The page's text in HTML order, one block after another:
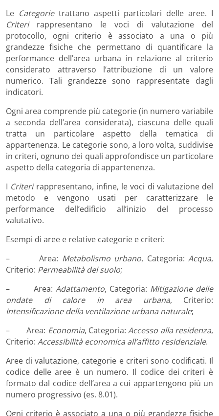
Le Categorietrattano aspetti particolari delle aree. I
Criterirappresentano le voci di valutazione del
protocollo, ogni criterio è associato a una o più
grandezze fisiche che permettano di quantificare la
performance dell’area urbana in relazione al criterio
considerato attraverso l’attribuzione di un valore
numerico. Tali grandezze sono rappresentate dagli
indicatori.
Ogni area comprende più categorie (in numero variabile
a seconda dell’area considerata), ciascuna delle quali
tratta un particolare aspetto della tematica di
appartenenza. Le categorie sono, a loro volta, suddivise
in criteri, ognuno dei quali approfondisce un particolare
aspetto della categoria di appartenenza.
I Criterirappresentano, infine, le voci di valutazione del
metodo e vengono usati per caratterizzare le
performance dell’edificio all’inizio del processo
valutativo.
Esempi di aree e relative categorie e criteri:
– Area: Metabolismo urbano, Categoria: Acqua,
Criterio: Permeabilità del suolo;
– Area: Adattamento, Categoria: Mitigazione delle
ondate di calore in area urbana, Criterio:
Intensificazione della ventilazione urbana naturale;
– Area: Economia, Categoria:Accesso alla residenza,
Criterio: Accessibilità economica all’affitto residenziale.
Aree di valutazione, categorie e criteri sono codificati. Il
codice delle aree è un numero. Il codice dei criteri è
formato dal codice dell’area a cui appartengono più un
numero progressivo (es. 8.01).
Ogni criterio è associato a una o più grandezze fisiche